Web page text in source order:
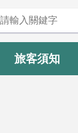
旅客須知